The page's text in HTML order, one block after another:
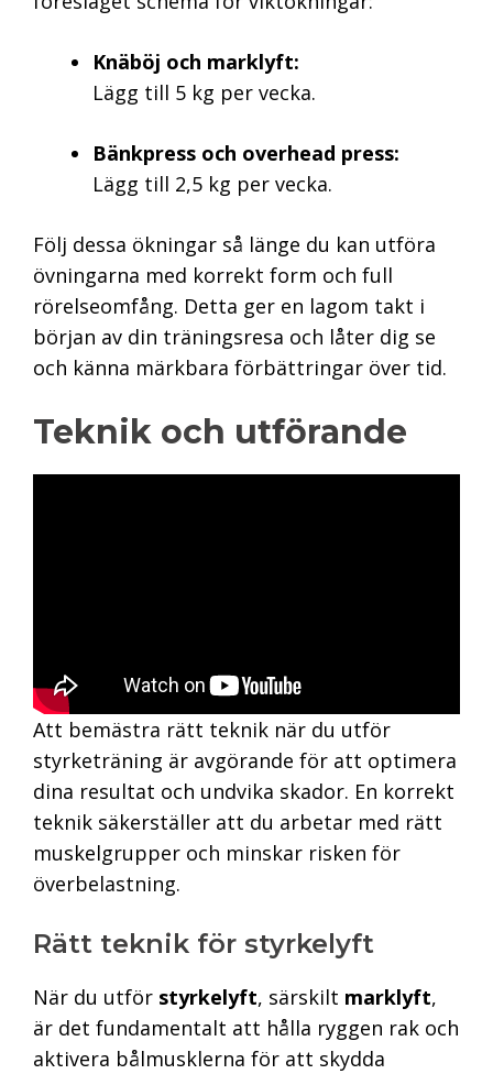
Knäböj och marklyft:
Lägg till 5 kg per vecka.
Bänkpress och overhead press:
Lägg till 2,5 kg per vecka.
Följ dessa ökningar så länge du kan utföra
övningarna med korrekt form och full
rörelseomfång. Detta ger en lagom takt i
början av din träningsresa och låter dig se
och känna märkbara förbättringar över tid.
Teknik och utförande
Att bemästra rätt teknik när du utför
styrketräning är avgörande för att optimera
dina resultat och undvika skador. En korrekt
teknik säkerställer att du arbetar med rätt
muskelgrupper och minskar risken för
överbelastning.
Rätt teknik för styrkelyft
När du utför styrkelyft, särskilt marklyft,
är det fundamentalt att hålla ryggen rak och
aktivera bålmusklerna för att skydda